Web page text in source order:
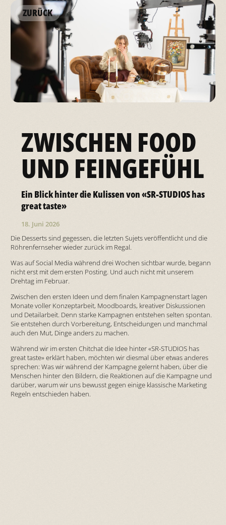
ZURÜCK
ZWISCHEN FOOD
UND FEINGEFÜHL
Ein Blick hinter die Kulissen von «SR-STUDIOS has
great taste»
18. Juni 2026
Die Desserts sind gegessen, die letzten Sujets veröffentlicht und die
Röhrenfernseher wieder zurück im Regal.
Was auf Social Media während drei Wochen sichtbar wurde, begann
nicht erst mit dem ersten Posting. Und auch nicht mit unserem
Drehtag im Februar.
Zwischen den ersten Ideen und dem finalen Kampagnenstart lagen
Monate voller Konzeptarbeit, Moodboards, kreativer Diskussionen
und Detailarbeit. Denn starke Kampagnen entstehen selten spontan.
Sie entstehen durch Vorbereitung, Entscheidungen und manchmal
auch den Mut, Dinge anders zu machen.
Während wir im ersten Chitchat die Idee hinter «SR-STUDIOS has
great taste» erklärt haben, möchten wir diesmal über etwas anderes
sprechen: Was wir während der Kampagne gelernt haben, über die
Menschen hinter den Bildern, die Reaktionen auf die Kampagne und
darüber, warum wir uns bewusst gegen einige klassische Marketing
Regeln entschieden haben.